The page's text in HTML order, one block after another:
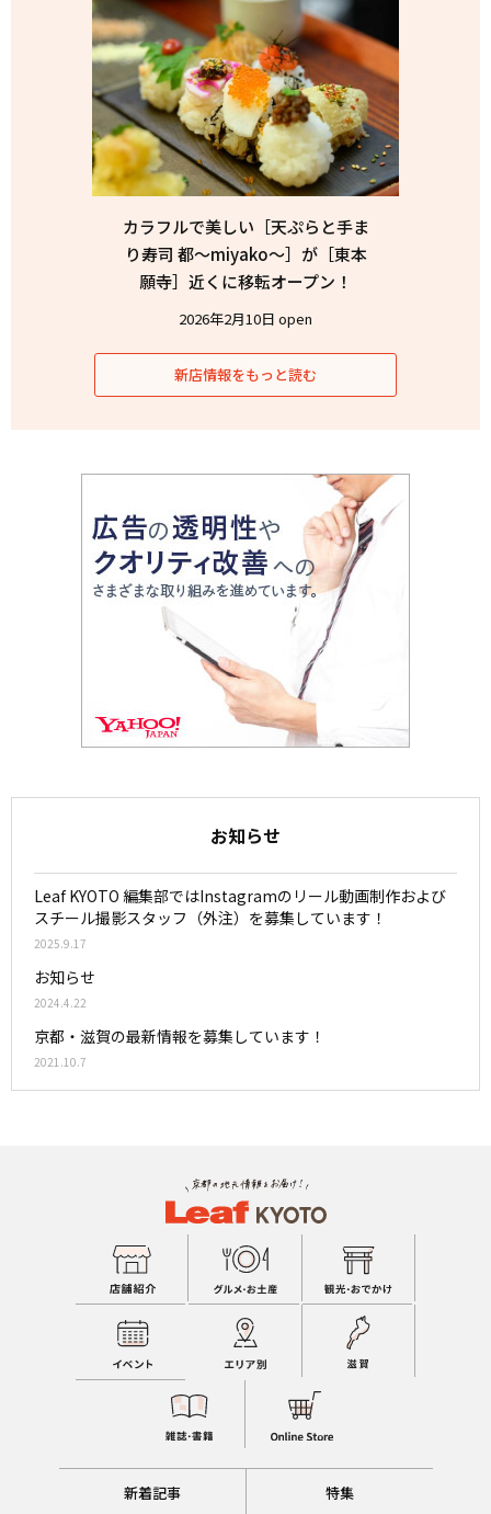
カラフルで美しい［天ぷらと手ま
り寿司 都〜miyako〜］が［東本
願寺］近くに移転オープン！
2026年2月10日 open
新店情報をもっと読む
お知らせ
Leaf KYOTO 編集部ではInstagramのリール動画制作および
スチール撮影スタッフ（外注）を募集しています！
2025.9.17
お知らせ
2024.4.22
京都・滋賀の最新情報を募集しています！
2021.10.7
新着記事 特集